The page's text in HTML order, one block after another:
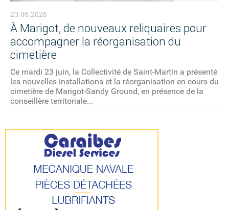
23.06.2026
À Marigot, de nouveaux reliquaires pour
accompagner la réorganisation du
cimetière
Ce mardi 23 juin, la Collectivité de Saint-Martin a présenté
les nouvelles installations et la réorganisation en cours du
cimetière de Marigot-Sandy Ground, en présence de la
conseillère territoriale...